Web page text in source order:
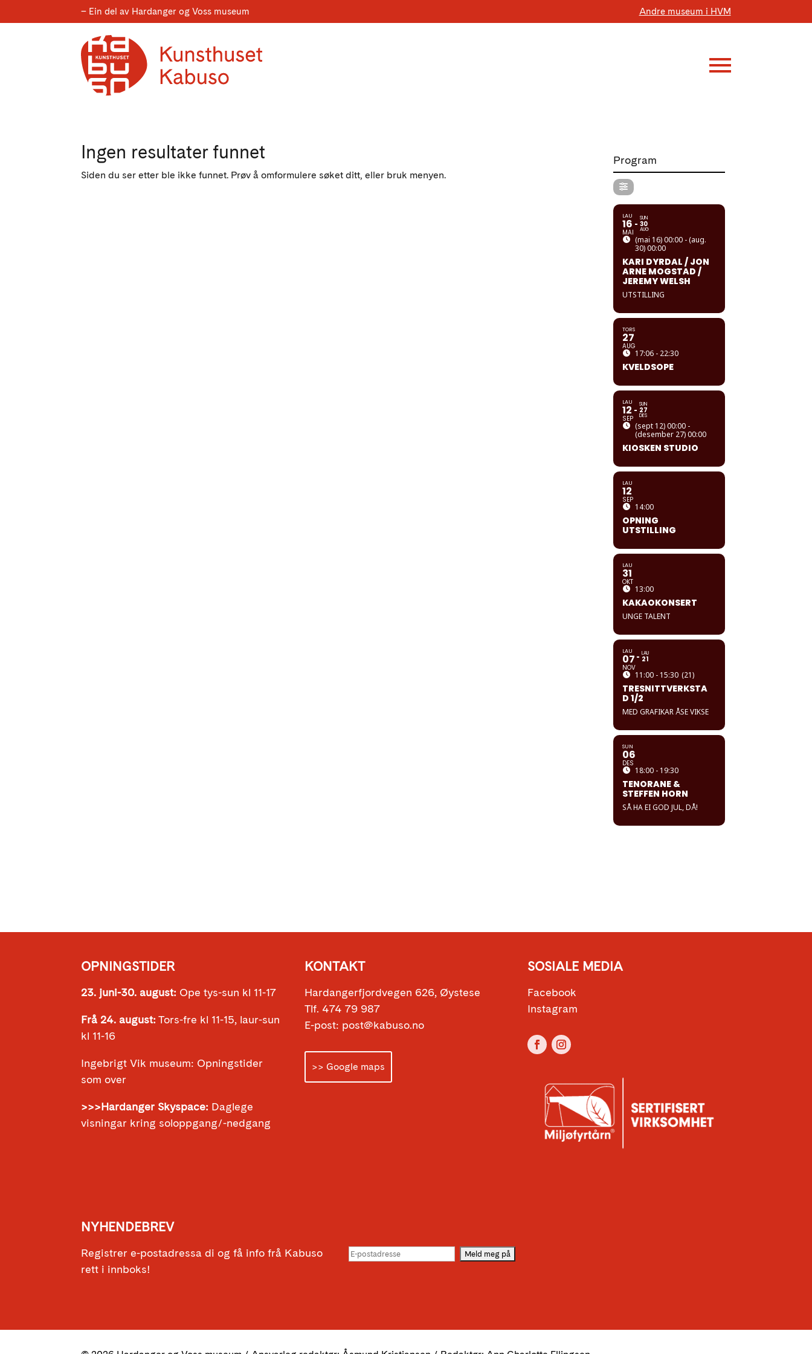
– Ein del av Hardanger og Voss museum Andre museum i HVM
Ingen resultater funnet
Siden du ser etter ble ikke funnet. Prøv å omformulere søket ditt, eller bruk menyen.
Program
LAU
16
MAI
SUN
30
AUG
(mai 16) 00:00 - (aug.
30) 00:00
KARI DYRDAL / JON
ARNE MOGSTAD /
JEREMY WELSH
UTSTILLING
TORS
27
AUG
17:06 - 22:30
KVELDSOPE
LAU
12
SEP
SUN
27
DES
(sept 12) 00:00 -
(desember 27) 00:00
KIOSKEN STUDIO
LAU
12
SEP
14:00
OPNING
UTSTILLING
LAU
31
OKT
13:00
KAKAOKONSERT
UNGE TALENT
LAU
07
NOV
LAU
21
11:00 - 15:30 (21)
TRESNITTVERKSTA
D 1/2
MED GRAFIKAR ÅSE VIKSE
SUN
06
DES
18:00 - 19:30
TENORANE &
STEFFEN HORN
SÅ HA EI GOD JUL, DÅ!
OPNINGSTIDER
23. juni-30. august: Ope tys-sun kl 11-17
Frå 24. august:Tors-fre kl 11-15, laur-sun
kl 11-16
Ingebrigt Vik museum: Opningstider
som over
>>>Hardanger Skyspace: Daglege
visningar kring soloppgang/-nedgang
KONTAKT
Hardangerfjordvegen 626, Øystese
Tlf. 474 79 987
E-post: post@kabuso.no
>> Google maps
SOSIALE MEDIA
Facebook
Instagram
NYHENDEBREV
Registrer e-postadressa di og få info frå Kabuso
rett i innboks!